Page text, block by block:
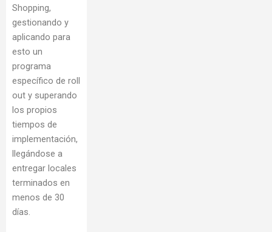
Shopping,
gestionando y
aplicando para
esto un
programa
específico de roll
out y superando
los propios
tiempos de
implementación,
llegándose a
entregar locales
terminados en
menos de 30
días.